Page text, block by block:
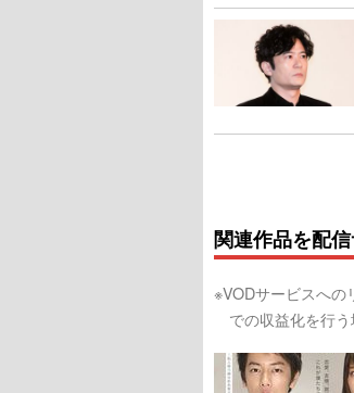
関連作品を配
※VODサービスへの
での収益化を行う